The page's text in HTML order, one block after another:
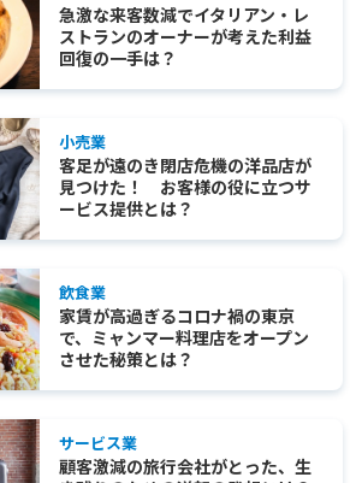
急激な来客数減でイタリアン・レ
ストランのオーナーが考えた利益
回復の一手は？
小売業
客足が遠のき閉店危機の洋品店が
見つけた！ お客様の役に立つサ
ービス提供とは？
飲食業
家賃が高過ぎるコロナ禍の東京
で、ミャンマー料理店をオープン
させた秘策とは？
サービス業
顧客激減の旅行会社がとった、生